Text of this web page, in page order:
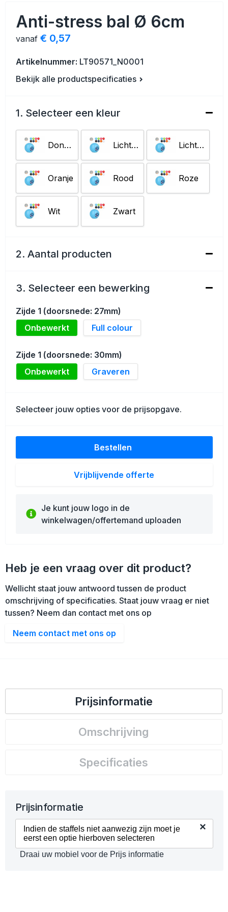
Vrije tijd en Strand
Kerst
Waterflesjes
Levensmiddelen
Themapakketten
Toilettassen
Reistassensets
Tablettassen
Heuptassen
Documententassen
Accessoires voor tassen
Schoenentassen
Golftassen
Anti-stress bal Ø 6cm
vanaf € 0,57
Artikelnummer: LT90571_N0001
Bekijk alle productspecificaties
1. Selecteer een kleur
Donkerblauw Lichtblauw Lichtgroen
Oranje Rood Roze
Wit Zwart
2. Aantal producten
3. Selecteer een bewerking
Zijde 1 (doorsnede: 27mm)
Onbewerkt
Full colour
Zijde 1 (doorsnede: 30mm)
Onbewerkt
Graveren
Selecteer jouw opties voor de prijsopgave.
Bestellen
Vrijblijvende offerte
Je kunt jouw logo in de
winkelwagen/offertemand uploaden
Heb je een vraag over dit product?
Wellicht staat jouw antwoord tussen de product
omschrijving of specificaties. Staat jouw vraag er niet
tussen? Neem dan contact met ons op
Neem contact met ons op
Prijsinformatie
Omschrijving
Specificaties
Prijsinformatie
Indien de staffels niet aanwezig zijn moet je
eerst een optie hierboven selecteren
×
Draai uw mobiel voor de Prijs informatie